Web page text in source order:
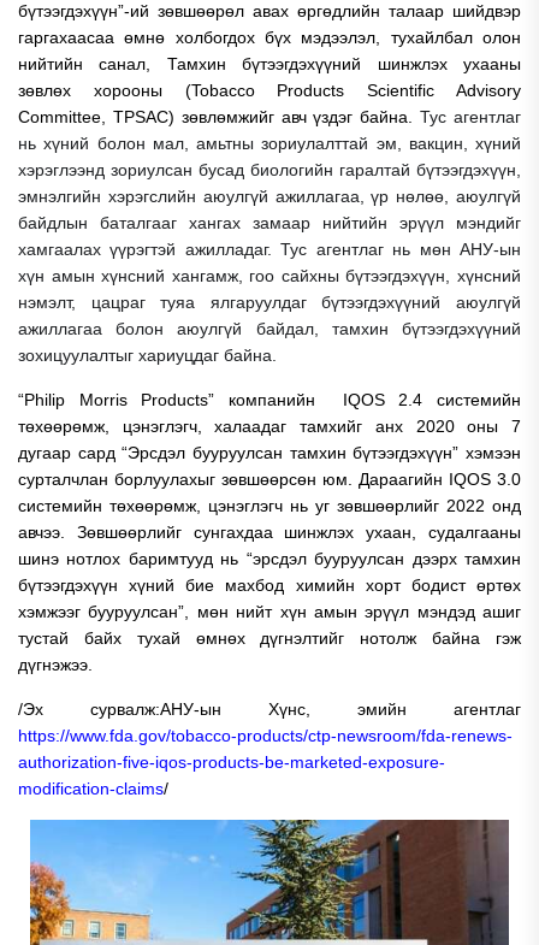
бүтээгдэхүүн”-ий зөвшөөрөл авах өргөдлийн талаар шийдвэр
гаргахаасаа өмнө холбогдох бүх мэдээлэл, тухайлбал олон
нийтийн санал, Тамхин бүтээгдэхүүний шинжлэх ухааны
зөвлөх хорооны (Tobacco Products Scientific Advisory
Committee, TPSAC) зөвлөмжийг авч үздэг байна.Тус агентлаг
нь хүний болон мал, амьтны зориулалттай эм, вакцин, хүний
хэрэглээнд зориулсан бусад биологийн гаралтай бүтээгдэхүүн,
эмнэлгийн хэрэгслийн аюулгүй ажиллагаа, үр нөлөө, аюулгүй
байдлын баталгааг хангах замаар нийтийн эрүүл мэндийг
хамгаалах үүрэгтэй ажилладаг. Тус агентлаг нь мөн АНУ-ын
хүн амын хүнсний хангамж, гоо сайхны бүтээгдэхүүн, хүнсний
нэмэлт, цацраг туяа ялгаруулдаг бүтээгдэхүүний аюулгүй
ажиллагаа болон аюулгүй байдал, тамхин бүтээгдэхүүний
зохицуулалтыг хариуцдаг байна.
“Philip Morris Products” компанийн IQOS 2.4 системийн
төхөөрөмж, цэнэглэгч, халаадаг тамхийг анх 2020 оны 7
дугаар сард “Эрсдэл бууруулсан тамхин бүтээгдэхүүн” хэмээн
сурталчлан борлуулахыг зөвшөөрсөн юм. Дараагийн IQOS 3.0
системийн төхөөрөмж, цэнэглэгч нь уг зөвшөөрлийг 2022 онд
авчээ. Зөвшөөрлийг сунгахдаа шинжлэх ухаан, судалгааны
шинэ нотлох баримтууд нь “эрсдэл бууруулсан дээрх тамхин
бүтээгдэхүүн хүний бие махбод химийн хорт бодист өртөх
хэмжээг бууруулсан”, мөн нийт хүн амын эрүүл мэндэд ашиг
тустай байх тухай өмнөх дүгнэлтийг нотолж байна гэж
дүгнэжээ.
/Эх сурвалж:АНУ-ын Хүнс, эмийн агентлаг
https://www.fda.gov/tobacco-products/ctp-newsroom/fda-renews-
authorization-five-iqos-products-be-marketed-exposure-
modification-claims/